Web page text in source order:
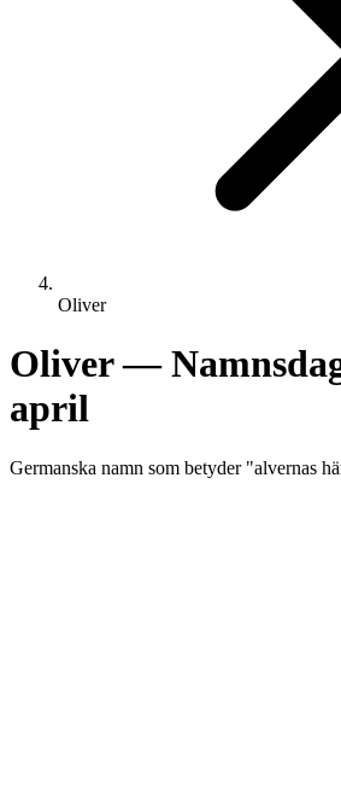
Oliver
Oliver—
april
Germanska namn som betyder "alvernas